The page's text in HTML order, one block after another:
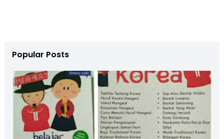
Popular Posts